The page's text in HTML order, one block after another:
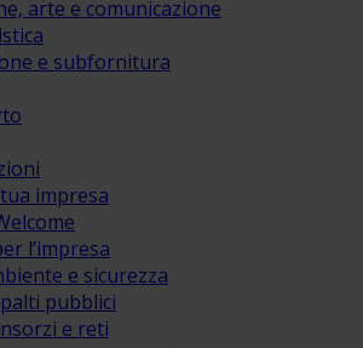
arte e comunicazione
e subfornitura
impresa
l’impresa
e sicurezza
pubblici
e reti